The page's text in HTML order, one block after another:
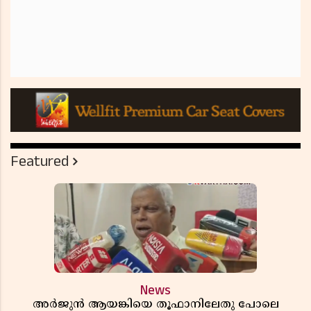
Featured
News
അർജുൻ ആയങ്കിയെ തൂഫാനിലേതു പോലെ